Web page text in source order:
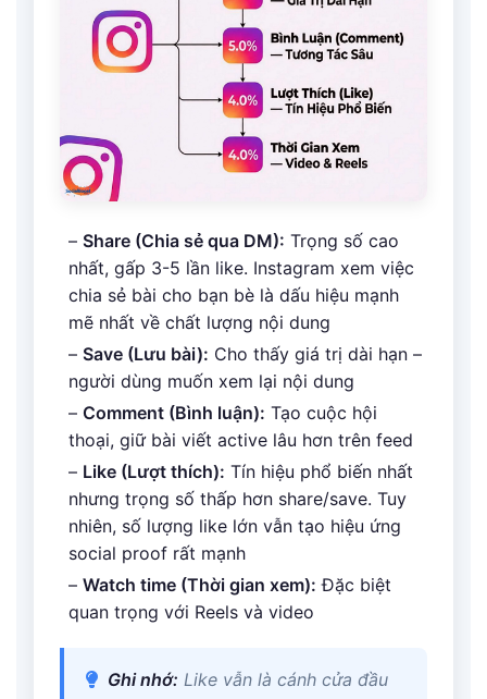
– Share (Chia sẻ qua DM): Trọng số cao
nhất, gấp 3-5 lần like. Instagram xem việc
chia sẻ bài cho bạn bè là dấu hiệu mạnh
mẽ nhất về chất lượng nội dung
– Save (Lưu bài): Cho thấy giá trị dài hạn –
người dùng muốn xem lại nội dung
– Comment (Bình luận): Tạo cuộc hội
thoại, giữ bài viết active lâu hơn trên feed
– Like (Lượt thích): Tín hiệu phổ biến nhất
nhưng trọng số thấp hơn share/save. Tuy
nhiên, số lượng like lớn vẫn tạo hiệu ứng
social proof rất mạnh
– Watch time (Thời gian xem): Đặc biệt
quan trọng với Reels và video
Ghi nhớ: Like vẫn là cánh cửa đầu